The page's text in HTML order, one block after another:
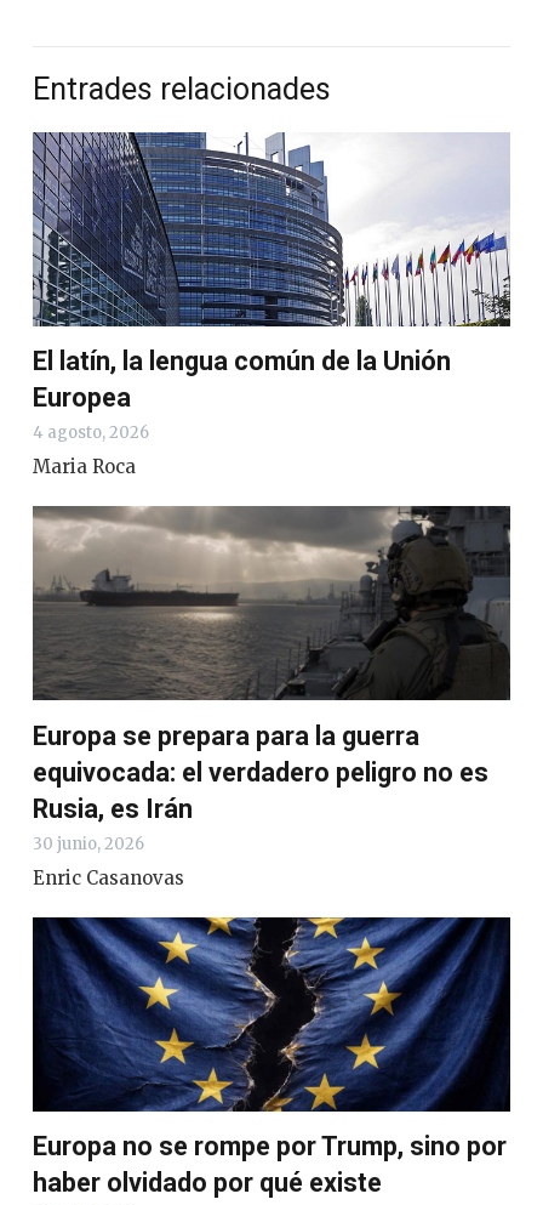
Entrades relacionades
El latín, la lengua común de la Unión
Europea
4 agosto, 2026
Maria Roca
Europa se prepara para la guerra
equivocada: el verdadero peligro no es
Rusia, es Irán
30 junio, 2026
Enric Casanovas
Europa no se rompe por Trump, sino por
haber olvidado por qué existe